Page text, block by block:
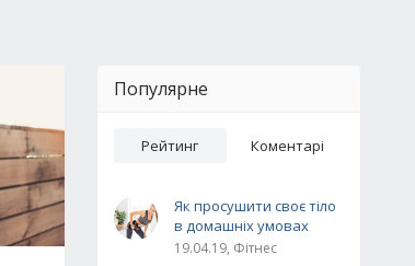
Популярне
Рейтинг Коментарі
Як просушити своє тіло
в домашніх умовах
19.04.19, Фітнес